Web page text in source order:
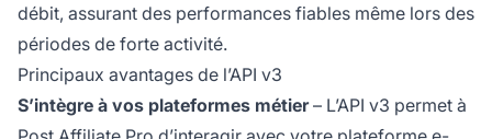
débit, assurant des performances fiables même lors des
périodes de forte activité.
Principaux avantages de l’API v3
S’intègre à vos plateformes métier– L’API v3 permet à